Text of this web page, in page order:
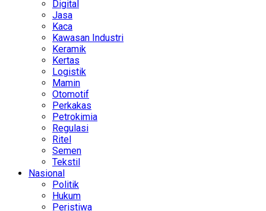
Digital
Jasa
Kaca
Kawasan Industri
Keramik
Kertas
Logistik
Mamin
Otomotif
Perkakas
Petrokimia
Regulasi
Ritel
Semen
Tekstil
Nasional
Politik
Hukum
Peristiwa